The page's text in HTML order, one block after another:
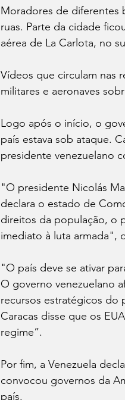
Moradores de diferentes
ruas. Parte da cidade
aérea de La Carlota, no
Vídeos que circulam nas
militares e aeronaves
Logo após o início, o
país estava sob ataque.
presidente venezuelano
"O presidente Nicolás
declara o estado de
direitos da população, o
imediato à luta armada",
"O país deve se ativar
O governo venezuelano
recursos estratégicos
Caracas disse que os
regime”.
Por fim, a Venezuela
convocou governos da
país.